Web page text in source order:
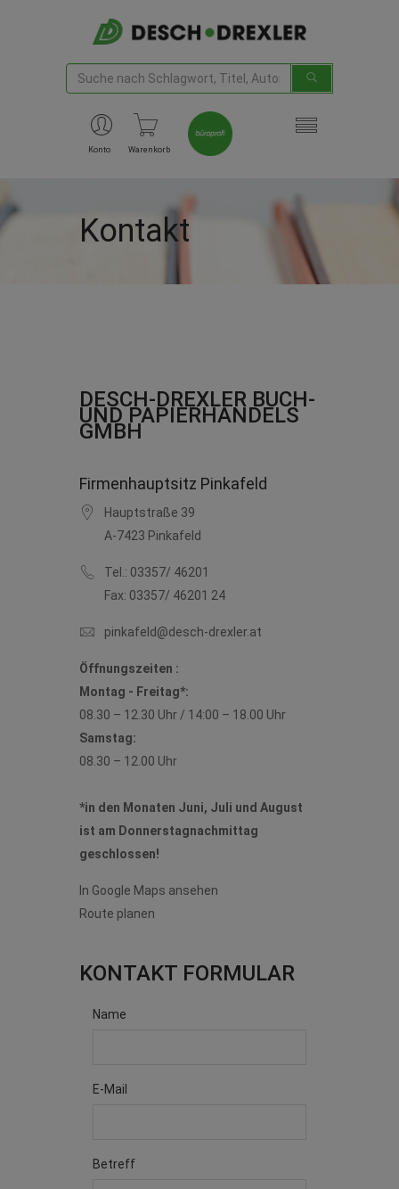
Konto Warenkorb
Kontakt
DESCH-DREXLER BUCH-
UND PAPIERHANDELS
GMBH
Firmenhauptsitz Pinkafeld
Hauptstraße 39
A-7423 Pinkafeld
Tel.: 03357/ 46201
Fax: 03357/ 46201 24
pinkafeld@desch-drexler.at
Öffnungszeiten :
Montag - Freitag*:
08.30 – 12.30 Uhr / 14:00 – 18.00 Uhr
Samstag:
08.30 – 12.00 Uhr
*in den Monaten Juni, Juli und August
ist am Donnerstagnachmittag
geschlossen!
In Google Maps ansehen
Route planen
KONTAKT FORMULAR
Name
E-Mail
Betreff